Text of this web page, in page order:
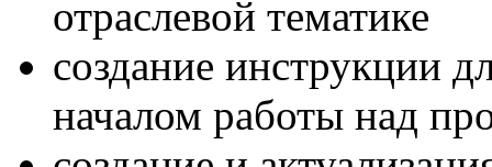
отраслевой тематике
создание инструкции
началом работы над